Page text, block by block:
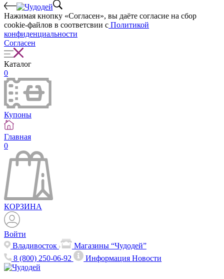
Нажимая кнопку «Согласен», вы даёте cогласие на сбор
cookie-файлов в соответсвии с Политикой
конфиденциальности
Согласен
Каталог
0
Купоны
Главная
0
КОРЗИНА
Войти
Владивосток
Магазины “Чудодей”
8 (800) 250-06-92
ИнформацияНовости